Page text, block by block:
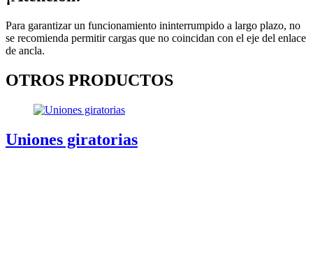
Para garantizar un funcionamiento ininterrumpido a largo plazo, no
se recomienda permitir cargas que no coincidan con el eje del enlace
de ancla.
OTROS PRODUCTOS
Uniones giratorias